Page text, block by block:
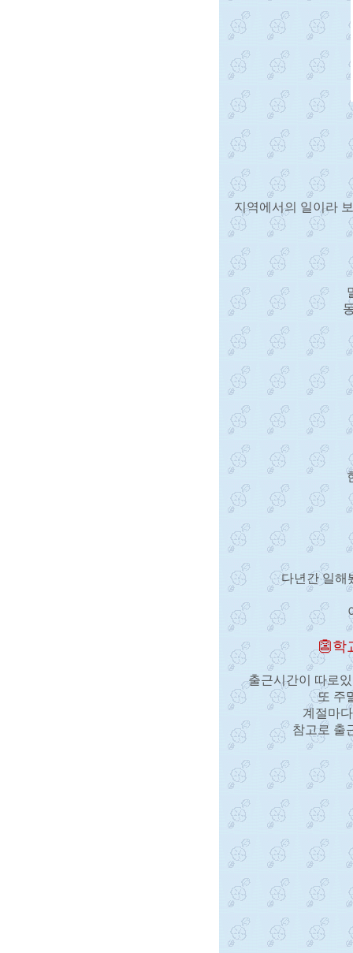
지역에서의 일이라
다년간 일해
👺학
출근시간이 따로
또 주
계절마
참고로 출